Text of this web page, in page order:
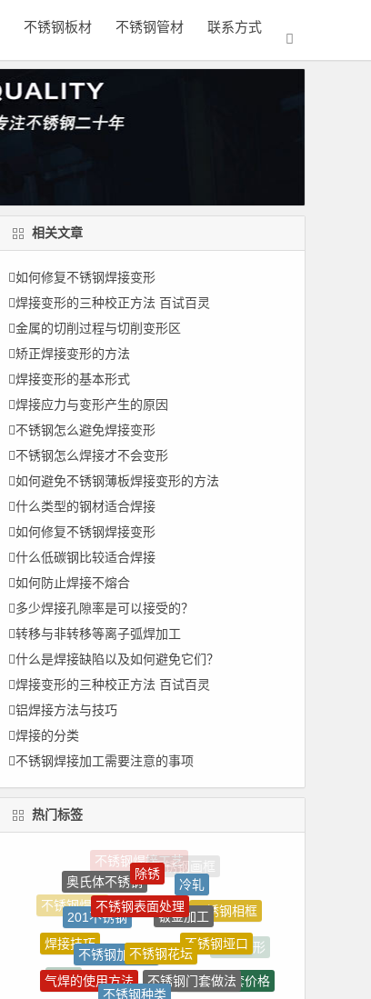
不锈钢板材 不锈钢管材 联系方式
相关文章
如何修复不锈钢焊接变形
焊接变形的三种校正方法 百试百灵
金属的切削过程与切削变形区
矫正焊接变形的方法
焊接变形的基本形式
焊接应力与变形产生的原因
不锈钢怎么避免焊接变形
不锈钢怎么焊接才不会变形
如何避免不锈钢薄板焊接变形的方法
什么类型的钢材适合焊接
如何修复不锈钢焊接变形
什么低碳钢比较适合焊接
如何防止焊接不熔合
多少焊接孔隙率是可以接受的？
转移与非转移等离子弧焊加工
什么是焊接缺陷以及如何避免它们？
焊接变形的三种校正方法 百试百灵
铝焊接方法与技巧
焊接的分类
不锈钢焊接加工需要注意的事项
热门标签
不锈钢焊丝
奥氏体不锈钢
除锈
冷轧
不锈钢相框
焊接变形
CNC
焊接技巧
201不锈钢
不锈钢表面处理
钣金加工
不锈钢垭口
不锈钢门套价格
气焊的使用方法
不锈钢加工厂不锈钢花坛
不锈钢门套做法
不锈钢种类